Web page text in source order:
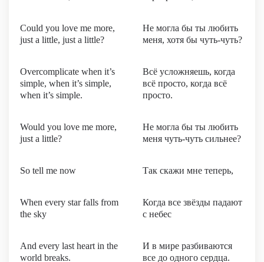
Could you love me more,
just a little, just a little?
Не могла бы ты любить
меня, хотя бы чуть-чуть?
Overcomplicate when it’s
simple, when it’s simple,
when it’s simple.
Всё усложняешь, когда
всё просто, когда всё
просто.
Would you love me more,
just a little?
Не могла бы ты любить
меня чуть-чуть сильнее?
So tell me now Так скажи мне теперь,
When every star falls from
the sky
Когда все звёзды падают
с небес
And every last heart in the
world breaks.
И в мире разбиваются
все до одного сердца.